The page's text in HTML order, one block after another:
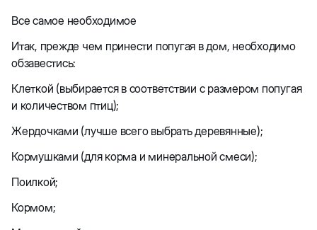
Все самое необходимое
Итак, прежде чем принести попугая в дом, необходимо
обзавестись:
Клеткой (выбирается в соответствии с размером попугая
и количеством птиц);
Жердочками (лучше всего выбрать деревянные);
Кормушками (для корма и минеральной смеси);
Поилкой;
Кормом;